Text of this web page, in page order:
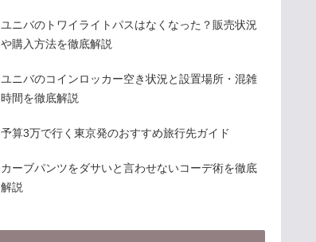
ユニバのトワイライトパスはなくなった？販売状況
や購入方法を徹底解説
ユニバのコインロッカー空き状況と設置場所・混雑
時間を徹底解説
予算3万で行く東京発のおすすめ旅行先ガイド
カーブパンツをダサいと言わせないコーデ術を徹底
解説